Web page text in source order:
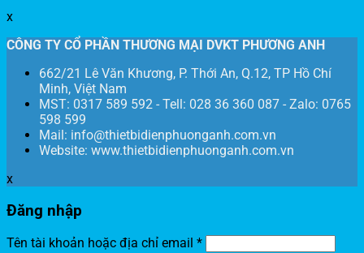
x
CÔNG TY CỔ PHẦN THƯƠNG MẠI DVKT PHƯƠNG ANH
662/21 Lê Văn Khương, P. Thới An, Q.12, TP Hồ Chí
Minh, Việt Nam
MST: 0317 589 592 - Tell: 028 36 360 087 - Zalo: 0765
598 599
Mail: info@thietbidienphuonganh.com.vn
Website: www.thietbidienphuonganh.com.vn
x
Đăng nhập
Tên tài khoản hoặc địa chỉ email *